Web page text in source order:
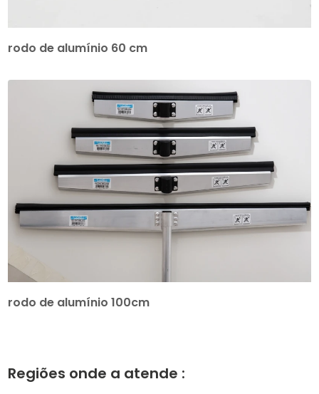
rodo de alumínio 60 cm
rodo de alumínio 100cm
Regiões onde a atende :